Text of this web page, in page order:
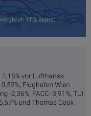
YTD, Stand:
vor Lufthansa
Flughafen Wien
-2,36%, FACC -3,91%, TUI
und Thomas Cook